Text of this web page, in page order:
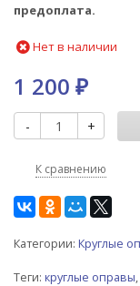
предоплата.
Нет в наличии
1 200 ₽
- +
К сравнению
Категории: Круглые
Теги: круглые оправы,